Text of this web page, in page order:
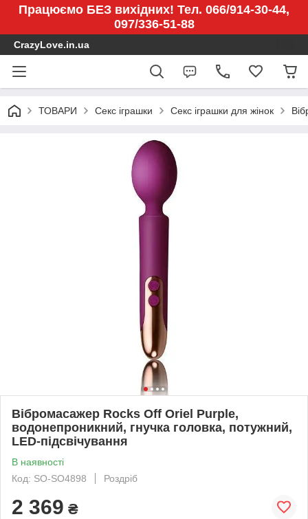
Працюємо БЕЗ вихідних! Тел. 066/914-30-44,
097/336-51-88
CrazyLove.in.ua
ТОВАРИ Секс іграшки Секс іграшки для жінок
Вібромасажер Rocks Off Oriel Purple,
водонепроникний, гнучка головка, потужний,
LED-підсвічування
В наявності
Код: SO-SO4898
Роздріб
2 369 ₴